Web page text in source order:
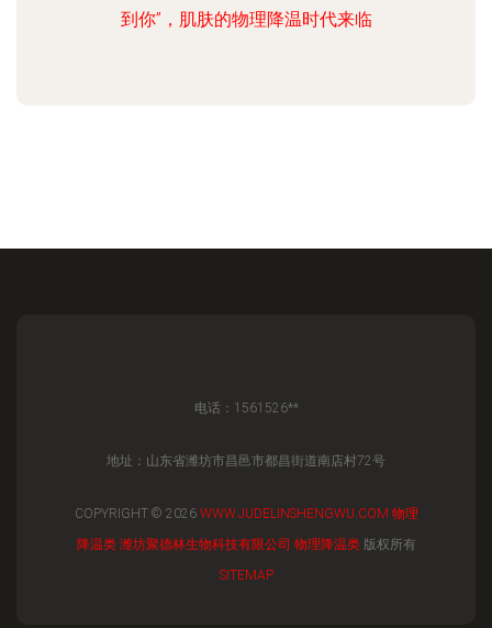
到你”，肌肤的物理降温时代来临
电话：1561526**
地址：山东省潍坊市昌邑市都昌街道南店村72号
COPYRIGHT © 2026 WWW.JUDELINSHENGWU.COM 物理
降温类 潍坊聚德林生物科技有限公司 物理降温类版权所有
SITEMAP